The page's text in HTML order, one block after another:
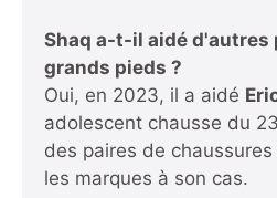
Shaq a-t-il aidé d'autres
grands pieds ?
Oui, en 2023, il a aidé
adolescent chausse du
des paires de
les marques à son cas.